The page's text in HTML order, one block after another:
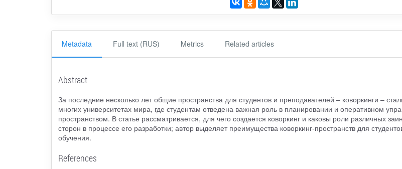
Metadata Full text (RUS) Metrics Related articles
Abstract
За последние несколько лет общие пространства для студентов и преподавателей – коворкинги –
многих университетах мира, где студентам отведена важная роль в планировании и оперативном
пространством. В статье рассматривается, для чего создается коворкинг и каковы роли различных
сторон в процессе его разработки; автор выделяет преимущества коворкинг-пространств для
обучения.
References